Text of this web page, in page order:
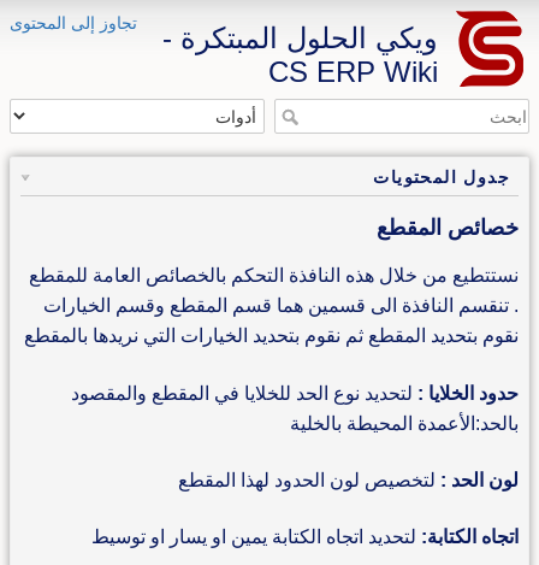
تجاوز إلى المحتوى
ويكي الحلول المبتكرة -
CS ERP Wiki
جدول المحتويات
خصائص المقطع
نستتطيع من خلال هذه النافذة التحكم بالخصائص العامة للمقطع
. تنقسم النافذة الى قسمين هما قسم المقطع وقسم الخيارات
نقوم بتحديد المقطع ثم نقوم بتحديد الخيارات التي نريدها بالمقطع
حدود الخلايا : لتحديد نوع الحد للخلايا في المقطع والمقصود
بالحد:الأعمدة المحيطة بالخلية
لون الحد : لتخصيص لون الحدود لهذا المقطع
اتجاه الكتابة: لتحديد اتجاه الكتابة يمين او يسار او توسيط